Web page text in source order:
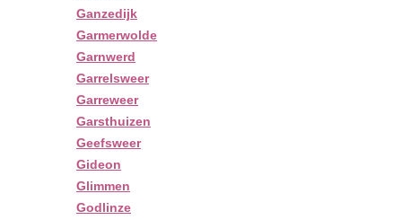
Ganzedijk
Garmerwolde
Garnwerd
Garrelsweer
Garreweer
Garsthuizen
Geefsweer
Gideon
Glimmen
Godlinze